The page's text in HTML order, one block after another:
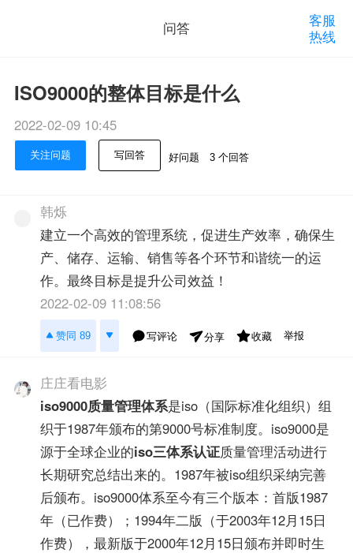
问答
客服
热线
ISO9000的整体目标是什么
2022-02-09 10:45
关注问题 写回答 好问题 3 个回答
韩烁
建立一个高效的管理系统，促进生产效率，确保生
产、储存、运输、销售等各个环节和谐统一的运
作。最终目标是提升公司效益！
2022-02-09 11:08:56
赞同 89 写评论 分享 收藏 举报
庄庄看电影
iso9000质量管理体系是iso（国际标准化组织）组
织于1987年颁布的第9000号标准制度。iso9000是
源于全球企业的iso三体系认证质量管理活动进行
长期研究总结出来的。1987年被iso组织采纳完善
后颁布。iso9000体系至今有三个版本：首版1987
年（已作费）；1994年二版（于2003年12月15日
作费），最新版于2000年12月15日颁布并即时生